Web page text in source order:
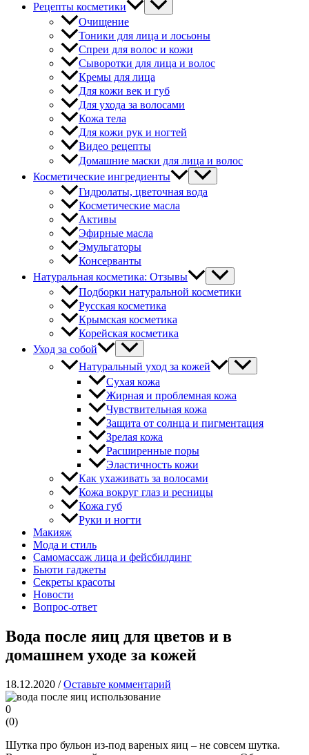
Рецепты косметики
Очищение
Тоники для лица и лосьоны
Спреи для волос и кожи
Сыворотки для лица и волос
Кремы для лица
Для кожи век и губ
Для ухода за волосами
Кожа тела
Для кожи рук и ногтей
Видео рецепты
Домашние маски для лица и волос
Косметические ингредиенты
Гидролаты, цветочная вода
Косметические масла
Активы
Эфирные масла
Эмульгаторы
Консерванты
Натуральная косметика: Отзывы
Подборки натуральной косметики
Русская косметика
Крымская косметика
Корейская косметика
Уход за собой
Натуральный уход за кожей
Сухая кожа
Жирная и проблемная кожа
Чувствительная кожа
Защита от солнца и пигментация
Зрелая кожа
Расширенные поры
Эластичность кожи
Как ухаживать за волосами
Кожа вокруг глаз и ресницы
Кожа губ
Руки и ногти
Макияж
Мода и стиль
Самомассаж лица и фейсбилдинг
Бьюти гаджеты
Секреты красоты
Новости
Вопрос-ответ
Вода после яиц для цветов и в
домашнем уходе за кожей
18.12.2020 /Оставьте комментарий
0
(0)
Шутка про бульон из-под вареных яиц – не совсем шутка.